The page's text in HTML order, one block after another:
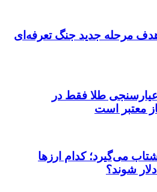
مرحله جدید جنگ تعرفه‌ای
عیارسنجی طلا فقط در
معتبر است
شتاب می‌گیرد؛ کدام ارزها
شوند؟